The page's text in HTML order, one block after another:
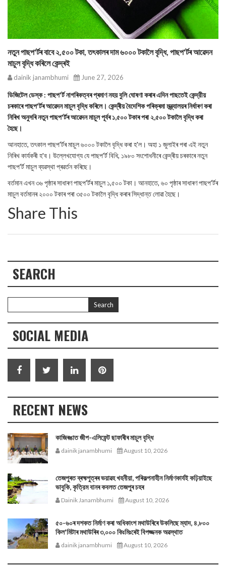
নতুন পাছপ'ৰ্টৰ বাবে ২,৫০০ টকা, তৎকালৰ দাম ৬০০০ টকালৈ বৃদ্ধি, পাছপ'ৰ্টৰ আৱেদন
মাচুল বৃদ্ধি কৰিলে কেন্দ্ৰই
dainik janambhumi June 27, 2026
ডিজিটেল ডেস্ক : পাছপ'র্ট নাগৰিকত্বৰ প্ৰমাণ নহয় বুলি ঘোষণা কৰাৰ এদিন পাছতেই কেন্দ্রীয়
চৰকাৰে পাছপ'ৰ্টৰ আৱেদন মাচুল বৃদ্ধি কৰিলে। কেন্দ্ৰীয় বৈদেশিক পৰিক্ৰমা মন্ত্ৰ্যালয়ৰ নির্ধাৰণ কৰা
নিৰিখ অনুসৰি নতুন পাছপ'ৰ্টৰ আৱেদন মাচুল পূৰ্বৰ ১,৫০০ টকাৰ পৰা ২,৫০০ টকালৈ বৃদ্ধি কৰা
হৈছে।
আনহাতে, তৎকাল পাছপ'ৰ্টৰ মাচুল ৬০০০ টকালৈ বৃদ্ধি কৰা হ'ল। অহা ১ জুলাইৰ পৰা এই নতুন
নিৰিখ কাৰ্যকৰী হ'ব। উল্লেখযোগ্য যে পাছপ'র্ট বিধি, ১৯৮০ সংশোধনীৰে কেন্দ্ৰীয় চৰকাৰে নতুন
পাছপ'ৰ্ট মাচুল ব্যৱস্থা প্ৰৱৰ্তন কৰিছে।
বৰ্তমান এখন ৩৬ পৃষ্ঠাৰ সাধাৰণ পাছপ'ৰ্টৰ মাচুল ১,৫০০ টকা। আনহাতে, ৬০ পৃষ্ঠাৰ সাধাৰণ পাছপ'ৰ্টৰ
মাচুল বৰ্তমানৰ ২০০০ টকাৰ পৰা ৩৫০০ টকালৈ বৃদ্ধি কৰাৰ সিদ্ধান্ত লোৱা হৈছে।
Share This
SEARCH
SOCIAL MEDIA
RECENT NEWS
কাজিৰঙাত জীপ-এলিফেন্ট ছাফাৰীৰ মাচুল বৃদ্ধি
dainik janambhumi August 10, 2026
তেজপুৰত ব্ৰহ্মপুত্ৰৰ ভয়াৱহ খহনীয়া, পৰিকল্পনাহীন নির্মাণকার্যই কঢ়িয়াইছে
ভাবুকি, কৃত্রিম বানৰ কবলত তেজপুৰ চহৰ
Dainik Janambhumi August 10, 2026
৫০-৬০ৰ দশকত নিৰ্মাণ কৰা অধিকাংশ মথাউৰিৰে উকলিছে ম্যাদ, ৪,৮০০
কিল'মিটাৰ মথাউৰিৰ ৩,০০০ কিঃমিঃৰেই বিপজ্জনক অৱস্থাত
dainik janambhumi August 10, 2026